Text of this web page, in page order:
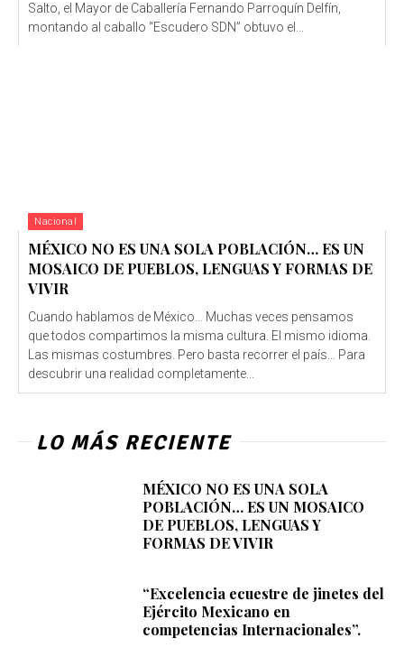
Salto, el Mayor de Caballería Fernando Parroquín Delfín,
montando al caballo “Escudero SDN” obtuvo el...
Nacional
MÉXICO NO ES UNA SOLA POBLACIÓN… ES UN
MOSAICO DE PUEBLOS, LENGUAS Y FORMAS DE
VIVIR
Cuando hablamos de México… Muchas veces pensamos
que todos compartimos la misma cultura. El mismo idioma.
Las mismas costumbres. Pero basta recorrer el país… Para
descubrir una realidad completamente...
LO MÁS RECIENTE
MÉXICO NO ES UNA SOLA
POBLACIÓN… ES UN MOSAICO
DE PUEBLOS, LENGUAS Y
FORMAS DE VIVIR
“Excelencia ecuestre de jinetes del
Ejército Mexicano en
competencias Internacionales”.